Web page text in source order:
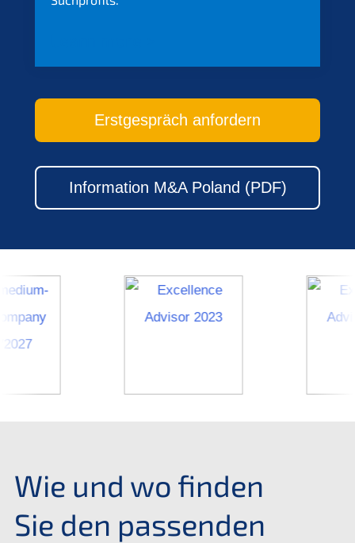
Erstge­spräch anfordern
Infor­ma­ti­on M&A Poland (PDF)
Wie und wo finden
Sie den passen­den